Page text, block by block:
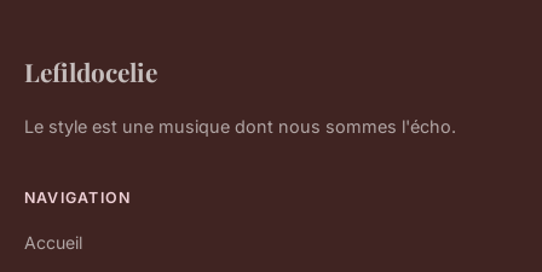
Lefildocelie
Le style est une musique dont nous sommes l'écho.
NAVIGATION
Accueil